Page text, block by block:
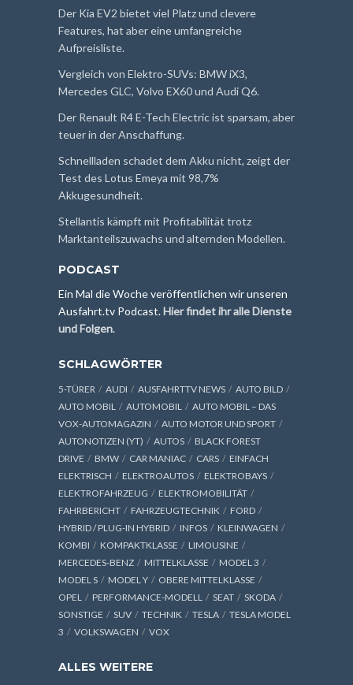
Der Kia EV2 bietet viel Platz und clevere
Features, hat aber eine umfangreiche
Aufpreisliste.
Vergleich von Elektro-SUVs: BMW iX3,
Mercedes GLC, Volvo EX60 und Audi Q6.
Der Renault R4 E-Tech Electric ist sparsam, aber
teuer in der Anschaffung.
Schnellladen schadet dem Akku nicht, zeigt der
Test des Lotus Emeya mit 98,7%
Akkugesundheit.
Stellantis kämpft mit Profitabilität trotz
Marktanteilszuwachs und alternden Modellen.
PODCAST
Ein Mal die Woche veröffentlichen wir unseren
Ausfahrt.tv Podcast.Hier findet ihr alle Dienste
und Folgen.
SCHLAGWÖRTER
5-TÜRER AUDI AUSFAHRTTV NEWS
AUTO BILD
AUTO MOBIL
AUTOMOBIL
AUTO MOBIL – DAS
VOX-AUTOMAGAZIN
AUTO MOTOR UND SPORT
AUTONOTIZEN (YT)
AUTOS
BLACK FOREST
DRIVE
BMW CAR MANIAC CARS
EINFACH
ELEKTRISCH
ELEKTROAUTOS
ELEKTROBAYS
ELEKTROFAHRZEUG
ELEKTROMOBILITÄT
FAHRBERICHT
FAHRZEUGTECHNIK
FORD
HYBRID / PLUG-IN HYBRID
INFOS
KLEINWAGEN
KOMBI
KOMPAKTKLASSE
LIMOUSINE
MERCEDES-BENZ
MITTELKLASSE
MODEL 3
MODEL S
MODEL Y
OBERE MITTELKLASSE
OPEL
PERFORMANCE-MODELL SEAT
SKODA
SONSTIGE
SUV TECHNIK TESLA
TESLA MODEL
3
VOLKSWAGEN VOX
ALLES WEITERE